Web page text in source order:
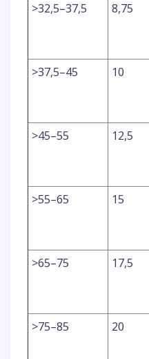
>32,5–37,5 8,75
>37,5–45 10
>45–55 12,5
>55–65 15
>65–75 17,5
>75–85 20